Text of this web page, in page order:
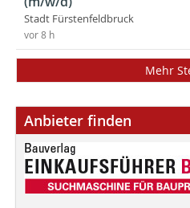
Stadt Fürstenfeldbruck
vor 8 h
Mehr
Anbieter finden